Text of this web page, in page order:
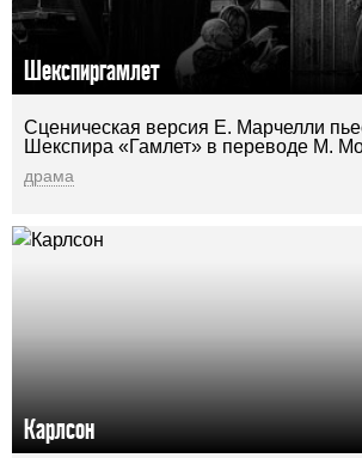
Шекспиргамлет
Сценическая версия Е. Марчелли
Шекспира «Гамлет» в переводе М.
драма
Карлсон